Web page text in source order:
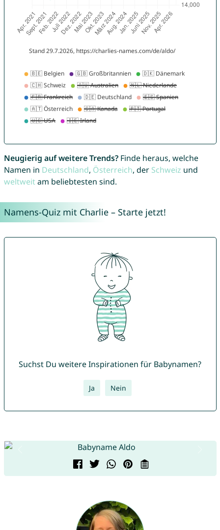
Neugierig auf weitere Trends?Finde heraus, welche
Namen in Deutschland, Österreich, der Schweiz und
weltweitam beliebtesten sind.
Namens-Quiz mit Charlie – Starte jetzt!
Suchst Du weitere Inspirationen für Babynamen?
Ja Nein